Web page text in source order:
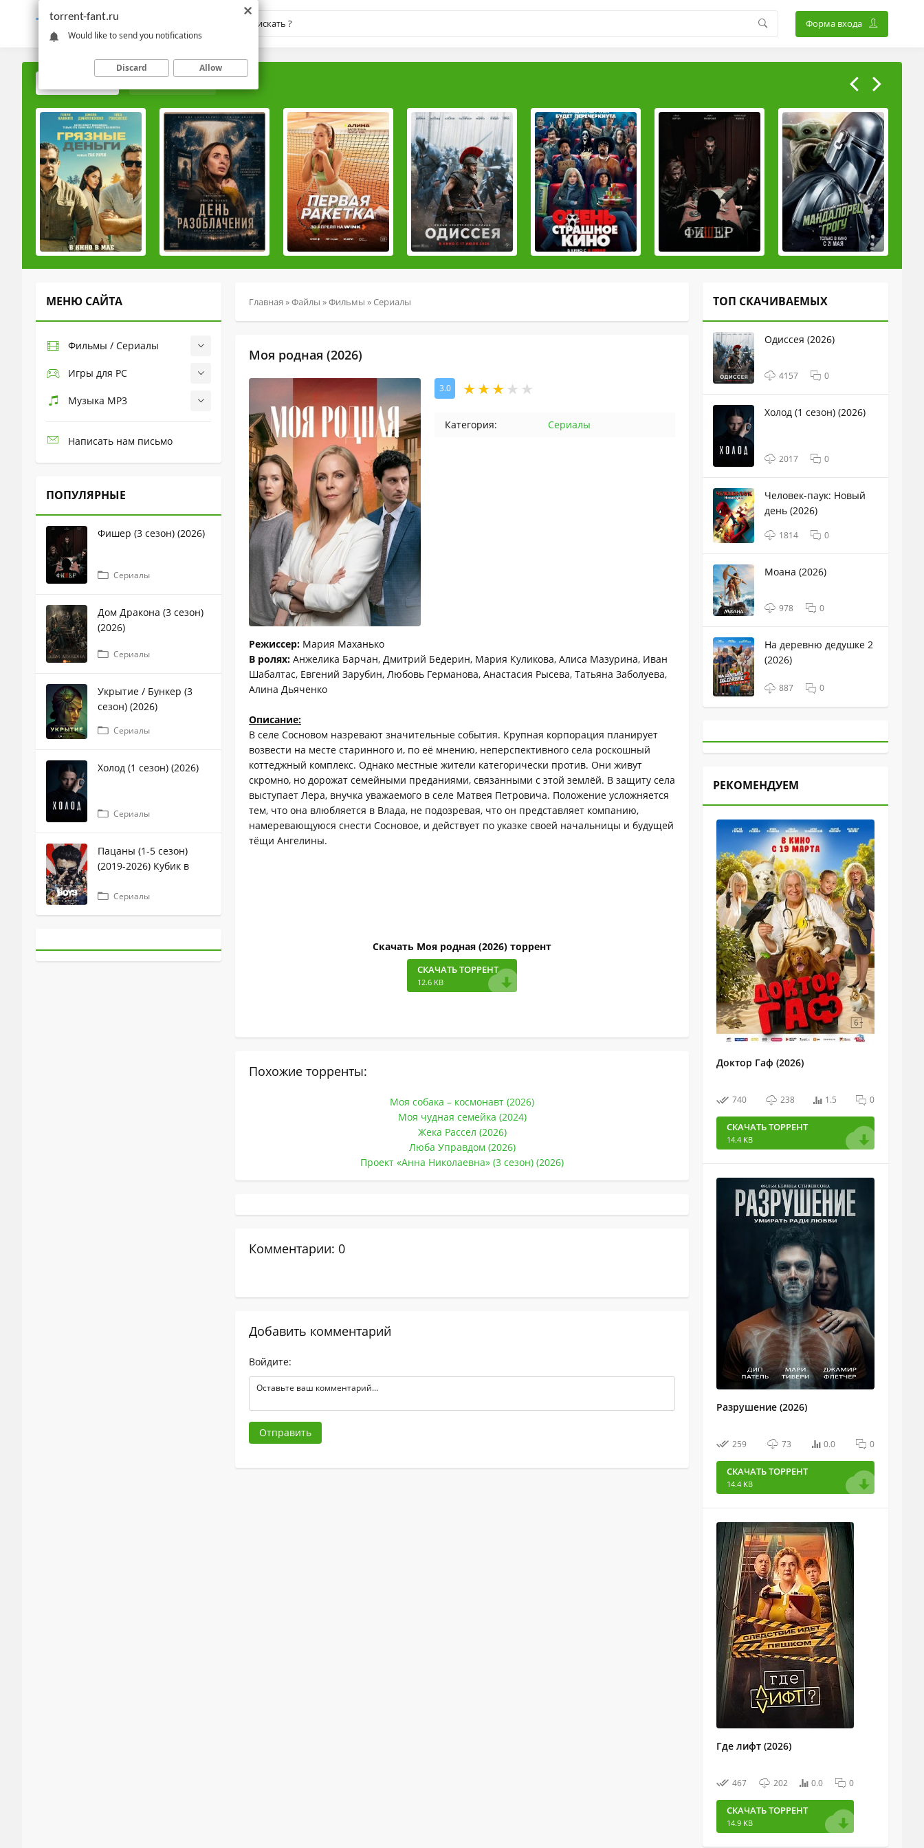
TORRENT-FANT.RU Форма входа
МЕНЮ САЙТА
Фильмы / Сериалы
Игры для PC
Музыка MP3
Написать нам письмо
ПОПУЛЯРНЫЕ
Фишер (3 сезон) (2026)
Сериалы
Дом Дракона (3 сезон)
(2026)
Сериалы
Укрытие / Бункер (3
сезон) (2026)
Сериалы
Холод (1 сезон) (2026)
Сериалы
Пацаны (1-5 сезон)
(2019-2026) Кубик в
Сериалы
Главная »Файлы »Фильмы »Сериалы
Моя родная (2026)
3.0
Категория: Сериалы
Режиссер: Мария Маханько
В ролях: Анжелика Барчан, Дмитрий Бедерин, Мария Куликова, Алиса Мазурина, Иван
Шабалтас, Евгений Зарубин, Любовь Германова, Анастасия Рысева, Татьяна Заболуева,
Алина Дьяченко
Описание:
В селе Сосновом назревают значительные события. Крупная корпорация планирует
возвести на месте старинного и, по её мнению, неперспективного села роскошный
коттеджный комплекс. Однако местные жители категорически против. Они живут
скромно, но дорожат семейными преданиями, связанными с этой землёй. В защиту села
выступает Лера, внучка уважаемого в селе Матвея Петровича. Положение усложняется
тем, что она влюбляется в Влада, не подозревая, что он представляет компанию,
намеревающуюся снести Сосновое, и действует по указке своей начальницы и будущей
тёщи Ангелины.
Скачать Моя родная (2026) торрент
СКАЧАТЬ ТОРРЕНТ
12.6 KB
Похожие торренты:
Моя собака – космонавт (2026)
Моя чудная семейка (2024)
Жека Рассел (2026)
Люба Управдом (2026)
Проект «Анна Николаевна» (3 сезон) (2026)
Комментарии: 0
Добавить комментарий
Войдите:
Отправить
ТОП СКАЧИВАЕМЫХ
Одиссея (2026)
4157 0
Холод (1 сезон) (2026)
2017 0
Человек-паук: Новый
день (2026)
1814 0
Моана (2026)
978 0
На деревню дедушке 2
(2026)
887 0
РЕКОМЕНДУЕМ
Доктор Гаф (2026)
740 238 1.5 0
СКАЧАТЬ ТОРРЕНТ
14.4 KB
Разрушение (2026)
259 73 0.0 0
СКАЧАТЬ ТОРРЕНТ
14.4 KB
Где лифт (2026)
467 202 0.0 0
СКАЧАТЬ ТОРРЕНТ
14.9 KB
torrent-fant.ru
Would like to send you notifications
Discard Allow